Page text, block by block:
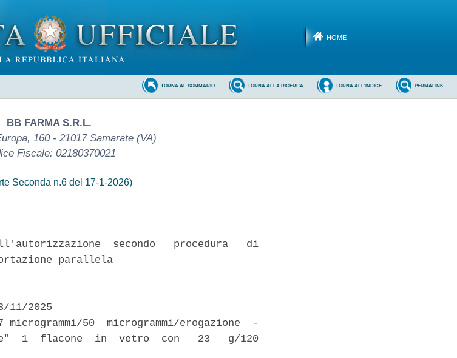
HOME
PERMALINK
TORNA ALL'INDICE
TORNA ALLA RICERCA
TORNA AL SOMMARIO
BB FARMA S.R.L.
160 - 21017 Samarate (VA)
Fiscale: 02180370021
Seconda n.6 del 17-1-2026)
secondo   procedura   di
parallela
11/2025
microgrammi/50  microgrammi/erogazione  -
1  flacone  in  vetro  con   23   g/120